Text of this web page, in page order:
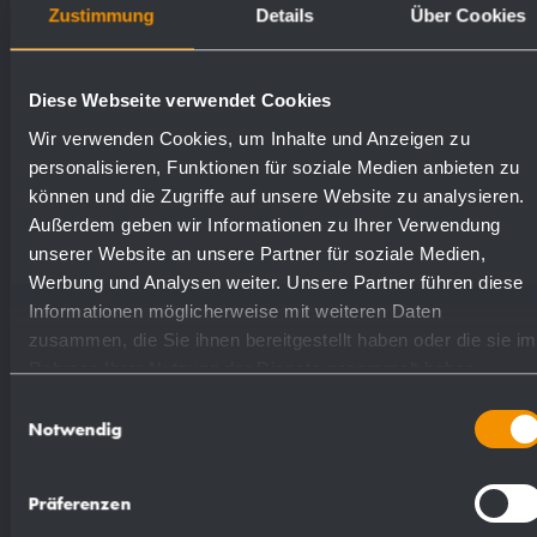
Zustimmung Details Über Cookies
Diese Webseite verwendet Cookies
Wir verwenden Cookies, um Inhalte und Anzeigen zu
personalisieren, Funktionen für soziale Medien anbieten zu
können und die Zugriffe auf unsere Website zu analysieren.
Außerdem geben wir Informationen zu Ihrer Verwendung
unserer Website an unsere Partner für soziale Medien,
Werbung und Analysen weiter. Unsere Partner führen diese
Informationen möglicherweise mit weiteren Daten
zusammen, die Sie ihnen bereitgestellt haben oder die sie im
Rahmen Ihrer Nutzung der Dienste gesammelt haben.
Notwendig
Präferenzen
Superfici disponibili
satinato (standard) 727240
lucidate 732240
verniciate (in colore) 729240